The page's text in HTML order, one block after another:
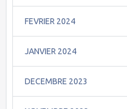
FEVRIER 2024
JANVIER 2024
DECEMBRE 2023